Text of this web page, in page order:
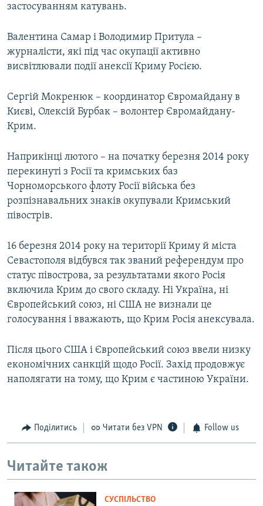
застосуванням катувань.
Валентина Самар і Володимир Притула –
журналісти, які під час окупації активно
висвітлювали події анексії Криму Росією.
Сергій Мокренюк – координатор Євромайдану в
Києві, Олексій Бурбак – волонтер Євромайдану-
Крим.
Наприкінці лютого – на початку березня 2014 року
перекинуті з Росії та кримських баз
Чорноморського флоту Росії війська без
розпізнавальних знаків окупували Кримський
півострів.
16 березня 2014 року на території Криму й міста
Севастополя відбувся так званий референдум про
статус півострова, за результатами якого Росія
включила Крим до свого складу. Ні Україна, ні
Європейський союз, ні США не визнали це
голосування і вважають, що Крим Росія анексувала.
Після цього США і Європейський союз ввели низку
економічних санкцій щодо Росії. Захід продовжує
наполягати на тому, що Крим є частиною України.
Поділитись Читати без VPN Follow us
Читайте також
СУСПІЛЬСТВО